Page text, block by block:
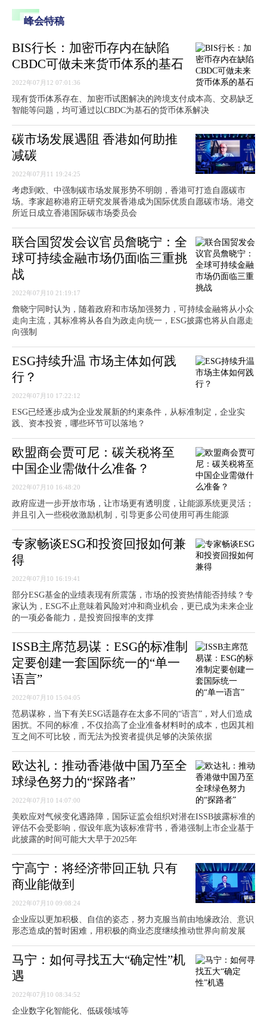
峰会特稿
BIS行长：加密币存内在缺陷
CBDC可做未来货币体系的基石
2022年07月12 07:01:36
现有货币体系存在、加密币试图解决的跨境支付成本高、交易缺乏
智能等问题，均可通过以CBDC为基石的货币体系解决
碳市场发展遇阻 香港如何助推
减碳
2022年07月11 19:24:25
考虑到欧、中强制碳市场发展形势不明朗，香港可打造自愿碳市
场。李家超称港府正研究发展香港成为国际优质自愿碳市场。港交
所近日成立香港国际碳市场委员会
联合国贸发会议官员詹晓宁：全
球可持续金融市场仍面临三重挑
战
2022年07月10 21:19:17
詹晓宁同时认为，随着政府和市场加强努力，可持续金融将从小众
走向主流，其标准将从各自为政走向统一，ESG披露也将从自愿走
向强制
ESG持续升温 市场主体如何践
行？
2022年07月10 17:22:12
ESG已经逐步成为企业发展新的约束条件，从标准制定，企业实
践、资本投资，哪些环节可以落地？
欧盟商会贾可尼：碳关税将至
中国企业需做什么准备？
2022年07月10 16:48:20
政府应进一步开放市场，让市场更有透明度，让能源系统更灵活；
并且引入一些税收激励机制，引导更多公司使用可再生能源
专家畅谈ESG和投资回报如何兼
得
2022年07月10 16:19:41
部分ESG基金的业绩表现有所震荡，市场的投资热情能否持续？专
家认为，ESG不止意味着风险对冲和商业机会，更已成为未来企业
的一项必备能力，是投资回报率的支撑
ISSB主席范易谋：ESG的标准制
定要创建一套国际统一的“单一
语言”
2022年07月10 15:04:05
范易谋称，当下有关ESG话题存在太多不同的“语言”，对人们造成
困扰。不同的标准，不仅抬高了企业准备材料时的成本，也因其相
互之间不可比较，而无法为投资者提供足够的决策依据
欧达礼：推动香港做中国乃至全
球绿色努力的“探路者”
2022年07月10 14:07:00
美欧应对气候变化遇路障，国际证监会组织对潜在ISSB披露标准的
评估不会受影响，假设年底为该标准背书，香港强制上市企业基于
此披露的时间可能大大早于2025年
宁高宁：将经济带回正轨 只有
商业能做到
2022年07月10 09:08:24
企业应以更加积极、自信的姿态，努力克服当前由地缘政治、意识
形态造成的暂时困难，用积极的商业态度继续推动世界向前发展
马宁：如何寻找五大“确定性”机
遇
2022年07月10 08:34:52
企业数字化智能化、低碳领域等